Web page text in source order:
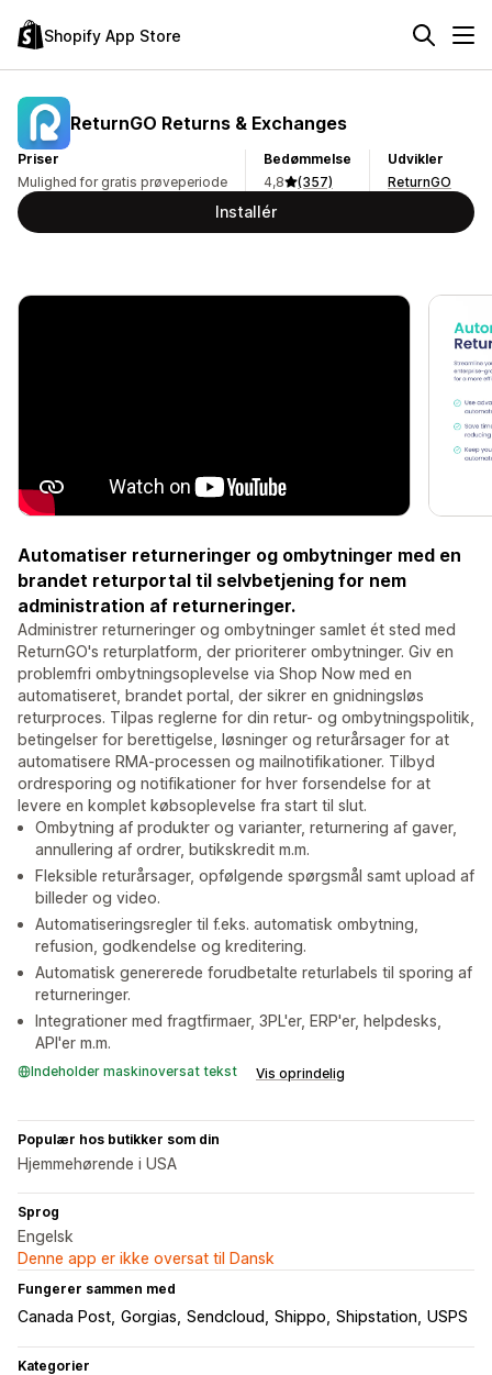
Shopify App Store
ReturnGO Returns & Exchanges
Priser
Mulighed for gratis prøveperiode
Bedømmelse
4,8
(357)
Udvikler
ReturnGO
Installér
Automatiser returneringer og ombytninger med en
brandet returportal til selvbetjening for nem
administration af returneringer.
Administrer returneringer og ombytninger samlet ét sted med
ReturnGO's returplatform, der prioriterer ombytninger. Giv en
problemfri ombytningsoplevelse via Shop Now med en
automatiseret, brandet portal, der sikrer en gnidningsløs
returproces. Tilpas reglerne for din retur- og ombytningspolitik,
betingelser for berettigelse, løsninger og returårsager for at
automatisere RMA-processen og mailnotifikationer. Tilbyd
ordresporing og notifikationer for hver forsendelse for at
levere en komplet købsoplevelse fra start til slut.
Ombytning af produkter og varianter, returnering af gaver,
annullering af ordrer, butikskredit m.m.
Fleksible returårsager, opfølgende spørgsmål samt upload af
billeder og video.
Automatiseringsregler til f.eks. automatisk ombytning,
refusion, godkendelse og kreditering.
Automatisk genererede forudbetalte returlabels til sporing af
returneringer.
Integrationer med fragtfirmaer, 3PL'er, ERP'er, helpdesks,
API'er m.m.
Indeholder maskinoversat tekst Vis oprindelig
Populær hos butikker som din
Hjemmehørende i USA
Sprog
Engelsk
Denne app er ikke oversat til Dansk
Fungerer sammen med
Canada Post Gorgias Sendcloud Shippo Shipstation USPS
Kategorier